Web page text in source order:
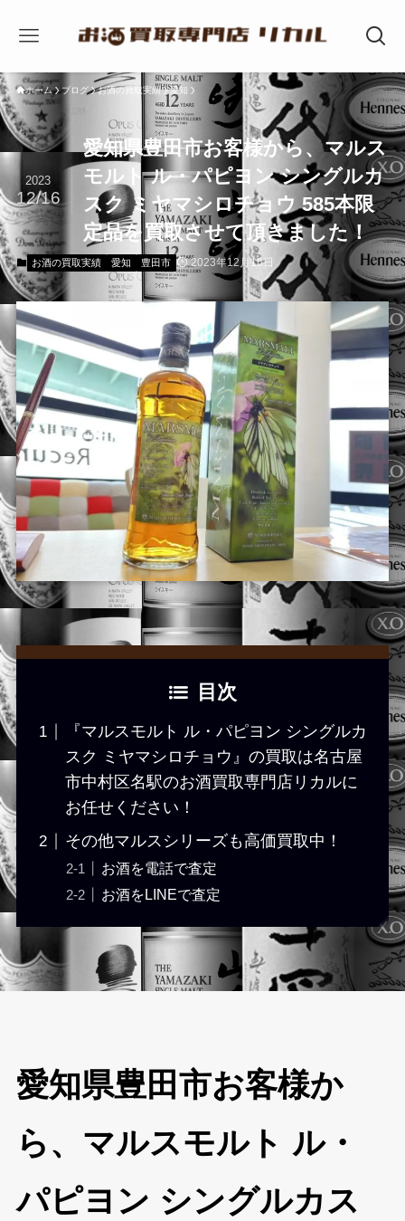
ホーム ブログ お酒の買取実績 愛知
愛知県豊田市お客様から、マルス
モルト ル・パピヨン シングルカ
スク ミヤマシロチョウ 585本限
定品を買取させて頂きました！
2023
12/16
お酒の買取実績 愛知 豊田市 2023年12月16日
目次
『マルスモルト ル・パピヨン シングルカ
スク ミヤマシロチョウ』の買取は名古屋
市中村区名駅のお酒買取専門店リカルに
お任せください！
その他マルスシリーズも高価買取中！
お酒を電話で査定
お酒をLINEで査定
愛知県豊田市お客様か
ら、マルスモルト ル・
パピヨン シングルカス